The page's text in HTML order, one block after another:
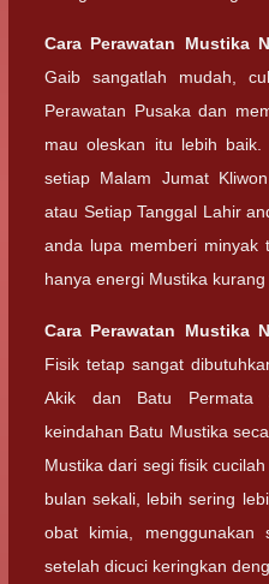
Cara Perawatan Mustika
Gaib sangatlah mudah,
Perawatan Pusaka dan
mau oleskan itu lebih
setiap Malam Jumat
atau Setiap Tanggal Lahir
anda lupa memberi minyak
hanya energi Mustika
Cara Perawatan Mustika
Fisik tetap sangat
Akik dan Batu Permata
keindahan Batu Mustika
Mustika dari segi fisik
bulan sekali, lebih sering
obat kimia, menggunakan
setelah dicuci keringkan